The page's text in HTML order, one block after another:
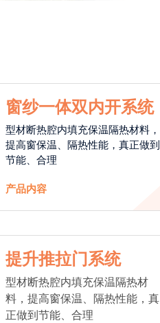
窗纱一体双内开系统
型材断热腔内填充保温隔热材料，
提高窗保温、隔热性能，真正做到
节能、合理
产品内容
提升推拉门系统
型材断热腔内填充保温隔热材
料，提高窗保温、隔热性能，真
正做到节能、合理